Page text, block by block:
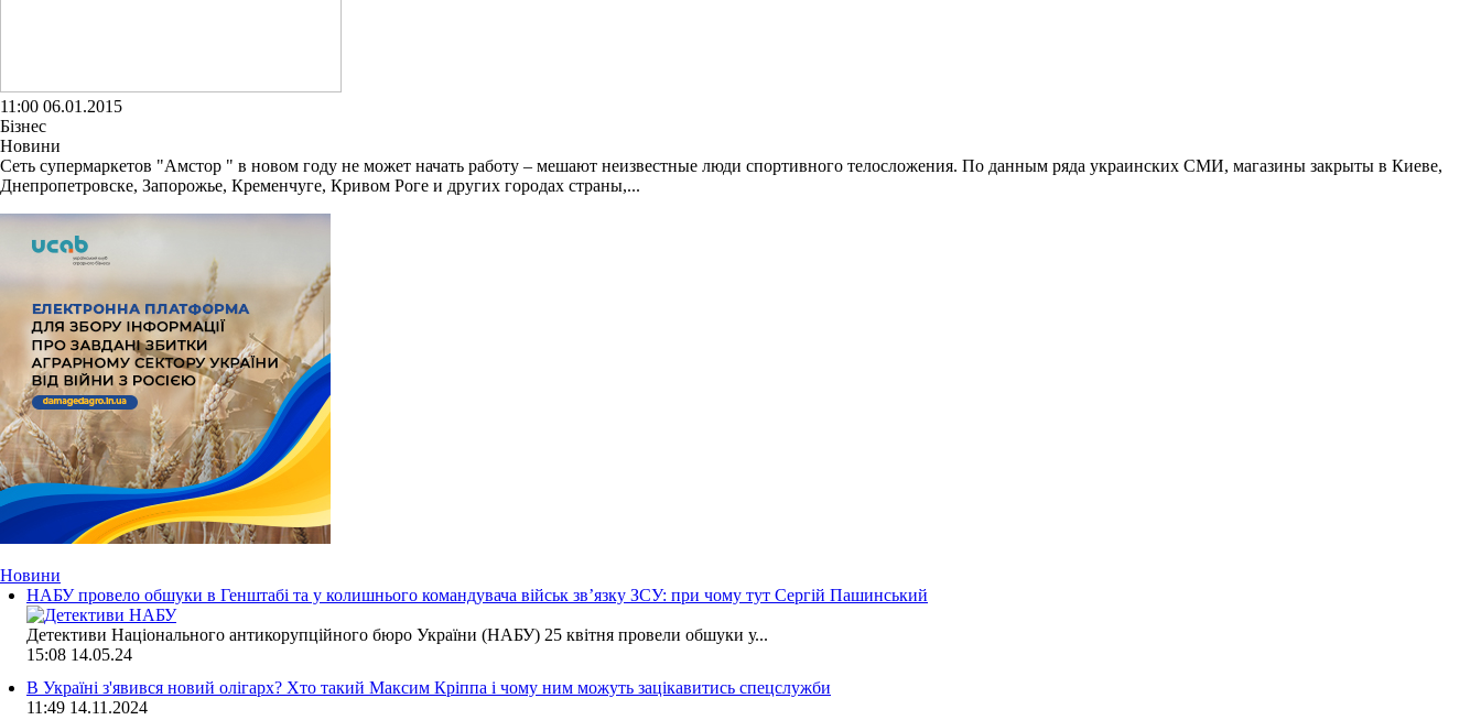
11:00 06.01.2015
Бізнес
Новини
Сеть супермаркетов "Амстор " в новом году не может начать работу – мешают неизвестные люди спортивного телосложения. По данным ряда украинских СМИ, магазины закрыты в Киеве,
Днепропетровске, Запорожье, Кременчуге, Кривом Роге и других городах страны,...
Новини
НАБУ провело обшуки в Генштабі та у колишнього командувача військ зв’язку ЗСУ: при чому тут Сергій Пашинський
Детективи Національного антикорупційного бюро України (НАБУ) 25 квітня провели обшуки у...
15:08 14.05.24
В Україні з'явився новий олігарх? Хто такий Максим Кріппа і чому ним можуть зацікавитись спецслужби
11:49 14.11.2024